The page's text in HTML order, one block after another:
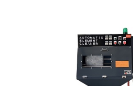
中文 ภาษาไท